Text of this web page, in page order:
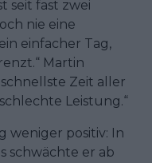
seit fast zwei
nie eine
einfacher Tag,
Martin
Zeit aller
Leistung.“
weniger positiv: In
schwächte er ab